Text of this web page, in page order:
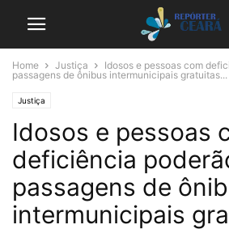
Home Justiça
Idosos e pessoas com
passagens de ônibus intermunicipais gratuitas...
Justiça
Idosos e pessoas
deficiência
passagens de
intermunicipais